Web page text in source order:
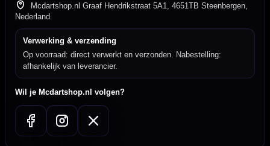
Mcdartshop.nl Graaf Hendrikstraat 5A1, 4651TB Steenbergen,
Nederland.
Verwerking & verzending
Op voorraad: direct verwerkt en verzonden. Nabestelling:
afhankelijk van leverancier.
Wil je Mcdartshop.nl volgen?